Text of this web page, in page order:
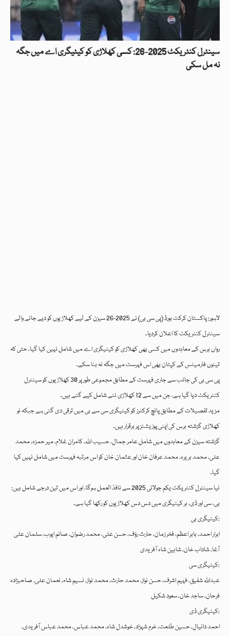
سینٹرل کنٹریکٹ 2025-26: کسی کھلاڑی کو کیٹیگری اے میں جگہ
نہ مل سکی
لاہور: پاکستان کرکٹ بورڈ (پی سی بی) نے 2025-26 سیزن کے لیے کھلاڑیوں کو دیے جانے والے
سینٹرل کنٹریکٹ کا اعلان کردیا۔
رواں برس کے معاہدوں میں کسی بھی کھلاڑی کو کیٹیگری اے میں شامل نہیں کیا گیا، حتیٰ کہ
تینوں فارمیٹس کے کپتان بھی اس فہرست میں جگہ نہ بنا سکے۔
پی سی بی کی جانب سے جاری فہرست کے مطابق مجموعی طور پر 30 کھلاڑیوں کو سینٹرل
کنٹریکٹ دیا گیا ہے، جن میں سے 12 کھلاڑی نئے شامل کیے گئے ہیں۔
مزید تفصیلات کے مطابق پانچ کرکٹرز کو کیٹیگری سی سے بی میں ترقی دی گئی ہے جبکہ نو
کھلاڑی گزشتہ برس کی اپنی پوزیشنز پر برقرار ہیں۔
گزشتہ سیزن کے معاہدوں میں شامل عامر جمال، حسیب اللہ، کامران غلام، میر حمزہ، محمد
علی، محمد ہریرہ، محمد عرفان خان اور عثمان خان کو اس مرتبہ فہرست میں شامل نہیں کیا
گیا۔
نیا سینٹرل کنٹریکٹ یکم جولائی 2025 سے نافذ العمل ہوگا، اور اس میں تین درجے شامل ہیں:
بی، سی اور ڈی، ہر کیٹیگری میں دس دس کھلاڑیوں کو رکھا گیا ہے۔
کیٹیگری بی:
ابرار احمد، بابر اعظم، فخر زمان، حارث رؤف، حسن علی، محمد رضوان، صائم ایوب، سلمان علی
آغا، شاداب خان، شاہین شاہ آفریدی
کیٹیگری سی:
عبداللہ شفیق، فہیم اشرف، حسن نواز، محمد حارث، محمد نواز، نسیم شاہ، نعمان علی، صاحبزادہ
فرحان، ساجد خان، سعود شکیل
کیٹیگری ڈی:
احمد دانیال، حسین طلعت، خرم شہزاد، خوشدل شاہ، محمد عباس، محمد عباس آفریدی،